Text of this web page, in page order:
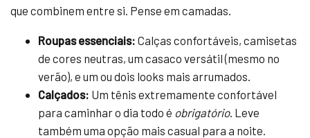
que combinem entre si. Pense em camadas.
Roupas essenciais: Calças confortáveis, camisetas
de cores neutras, um casaco versátil (mesmo no
verão), e um ou dois looks mais arrumados.
Calçados: Um tênis extremamente confortável
para caminhar o dia todo é obrigatório. Leve
também uma opção mais casual para a noite.